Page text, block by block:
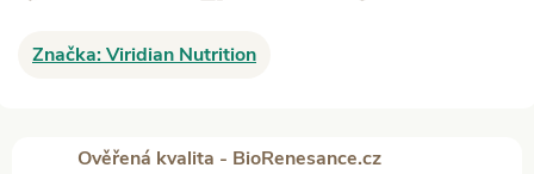
Značka:Viridian Nutrition
Ověřená kvalita - BioRenesance.cz